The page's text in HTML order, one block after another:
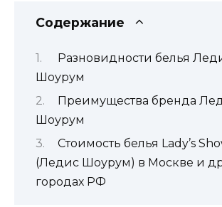
Содержание
Разновидности белья
Шоурум
Преимущества бренда
Шоурум
Стоимость белья Lady’s
(Ледис Шоурум) в Москве и
городах РФ